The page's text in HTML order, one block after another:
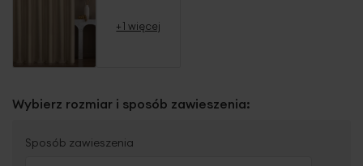
+1 więcej
Wybierz rozmiar i sposób zawieszenia:
Sposób zawieszenia